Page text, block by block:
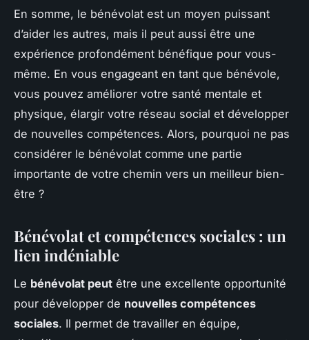
En somme, le bénévolat est un moyen puissant
d’aider les autres, mais il peut aussi être une
expérience profondément bénéfique pour vous-
même. En vous engageant en tant que bénévole,
vous pouvez améliorer votre santé mentale et
physique, élargir votre réseau social et développer
de nouvelles compétences. Alors, pourquoi ne pas
considérer le bénévolat comme une partie
importante de votre chemin vers un meilleur bien-
être ?
Bénévolat et compétences sociales : un
lien indéniable
Le bénévolat peut être une excellente opportunité
pour développer de nouvelles compétences
sociales. Il permet de travailler en équipe,